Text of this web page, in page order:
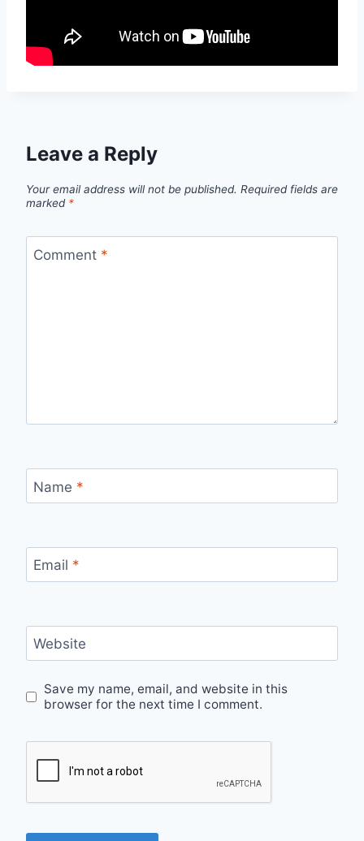
Leave a Reply
Your email address will not be published. Required fields are
marked *
Comment *
Name *
Email *
Website
Save my name, email, and website in this
browser for the next time I comment.